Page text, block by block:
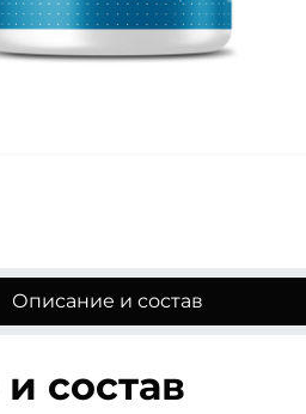
Описание и состав
состав